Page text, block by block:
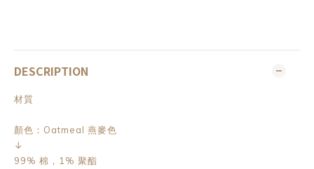
DESCRIPTION
材質
顏色：Oatmeal 燕麥色
↓
99% 棉，1% 聚酯